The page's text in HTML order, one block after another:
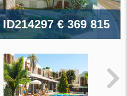
ID214297€ 369 815